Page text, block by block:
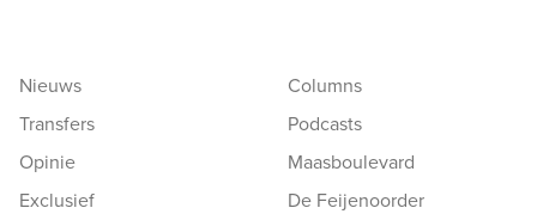
Nieuws
Transfers
Opinie
Exclusief
Columns
Podcasts
Maasboulevard
De Feijenoorder